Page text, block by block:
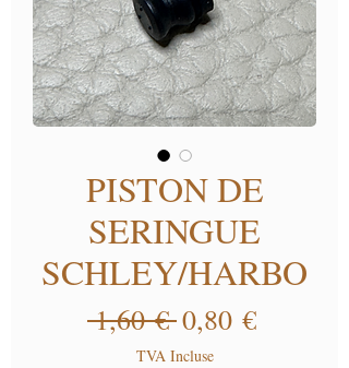
PISTON DE
SERINGUE
SCHLEY/HARBO
1,60 € Prix original
0,80 €Prix
TVA Incluse